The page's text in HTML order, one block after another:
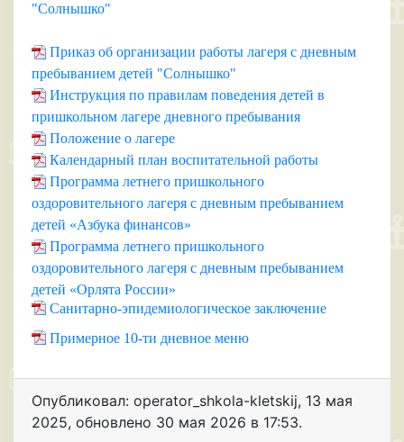
"Солнышко"
Приказ об организации работы лагеря с дневным
пребыванием детей "Солнышко"
Инструкция по правилам поведения детей в
пришкольном лагере дневного пребывания
Положение о лагере
Календарный план воспитательной работы
Программа летнего пришкольного
оздоровительного лагеря с дневным пребыванием
детей «Азбука финансов»
Программа летнего пришкольного
оздоровительного лагеря с дневным пребыванием
детей «Орлята России»
Санитарно-эпидемиологическое заключение
Примерное 10-ти дневное меню
Опубликовал: operator_shkola-kletskij, 13 мая
2025, обновлено 30 мая 2026 в 17:53.